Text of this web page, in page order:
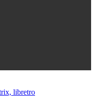
libretro